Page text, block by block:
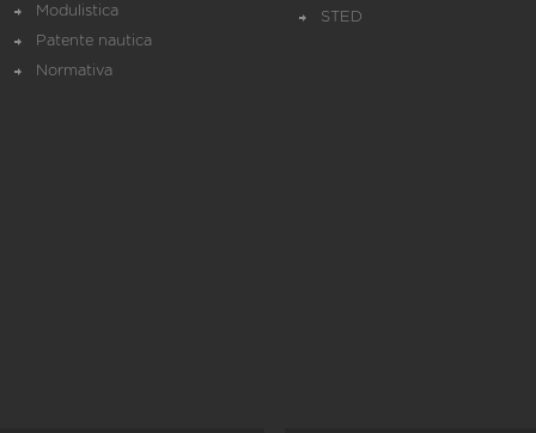
Modulistica
Patente nautica
Normativa
STED